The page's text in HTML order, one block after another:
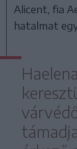
Alicent, fia
hatalmat